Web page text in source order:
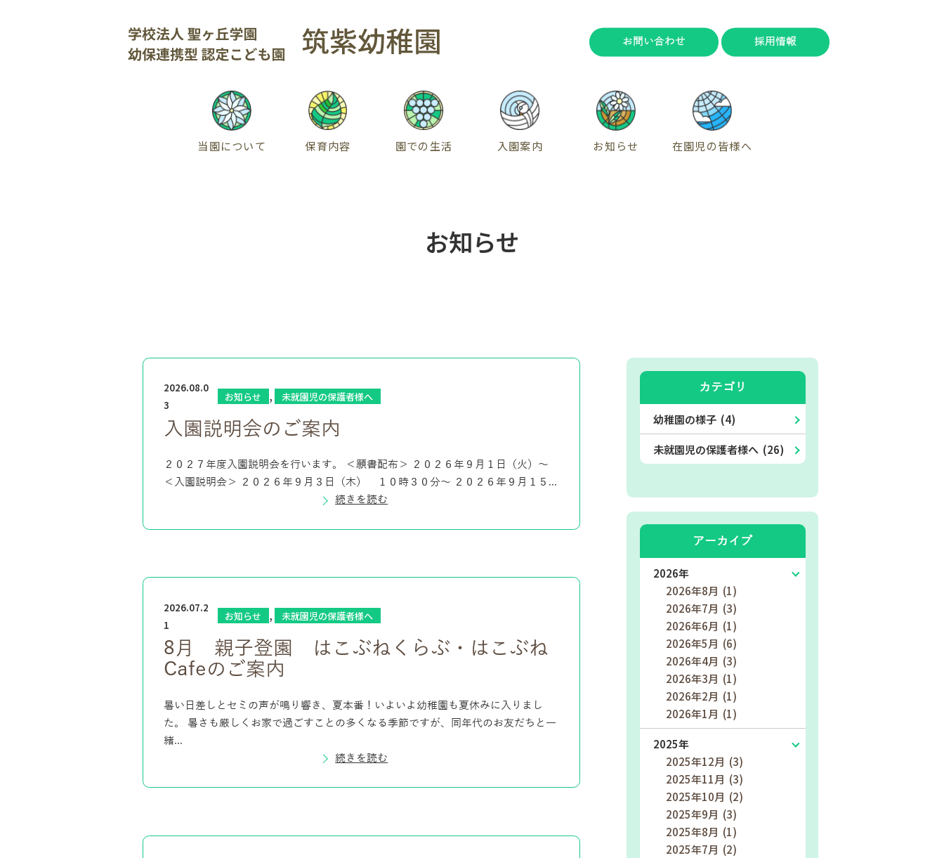
お問い合わせ 採用情報
当園について 保育内容 園での生活 入園案内 お知らせ 在園児の皆様へ
お知らせ
2026.08.0
3
お知らせ , 未就園児の保護者様へ
入園説明会のご案内
２０２７年度入園説明会を行います。 ＜願書配布＞ ２０２６年９月１日（火）～
＜入園説明会＞ ２０２６年９月３日（木） １０時３０分～ ２０２６年９月１５...
続きを読む
2026.07.2
1
お知らせ , 未就園児の保護者様へ
8月 親子登園 はこぶねくらぶ・はこぶね
Cafeのご案内
暑い日差しとセミの声が鳴り響き、夏本番！いよいよ幼稚園も夏休みに入りまし
た。 暑さも厳しくお家で過ごすことの多くなる季節ですが、同年代のお友だちと一
緒...
続きを読む
カテゴリ
幼稚園の様子 (4)
未就園児の保護者様へ (26)
アーカイブ
2026年
2026年8月 (1)
2026年7月 (3)
2026年6月 (1)
2026年5月 (6)
2026年4月 (3)
2026年3月 (1)
2026年2月 (1)
2026年1月 (1)
2025年
2025年12月 (3)
2025年11月 (3)
2025年10月 (2)
2025年9月 (3)
2025年8月 (1)
2025年7月 (2)